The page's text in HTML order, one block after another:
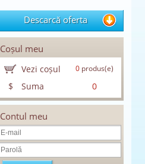
Descarcă oferta
Coșul meu
Vezi coșul 0produs(e)
$ Suma 0
Contul meu